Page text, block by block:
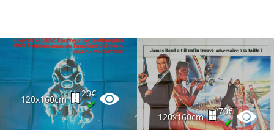
120x160cm
20€
✔
120x160cm
70€
✔